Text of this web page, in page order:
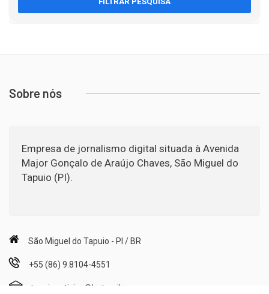
Sobre nós
Empresa de jornalismo digital situada à Avenida
Major Gonçalo de Araújo Chaves, São Miguel do
Tapuio (PI).
São Miguel do Tapuio - PI / BR
+55 (86) 9.8104-4551
tapuionoticias@hotmail.com